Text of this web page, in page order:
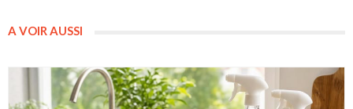
A VOIR AUSSI